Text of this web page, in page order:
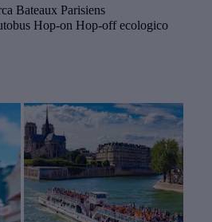
Bateaux Parisiens
Hop-on Hop-off ecologico